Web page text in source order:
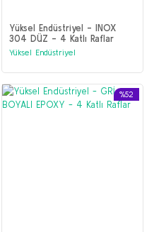
Yüksel Endüstriyel - INOX
304 DÜZ - 4 Katlı Raflar
Yüksel Endüstriyel
%52